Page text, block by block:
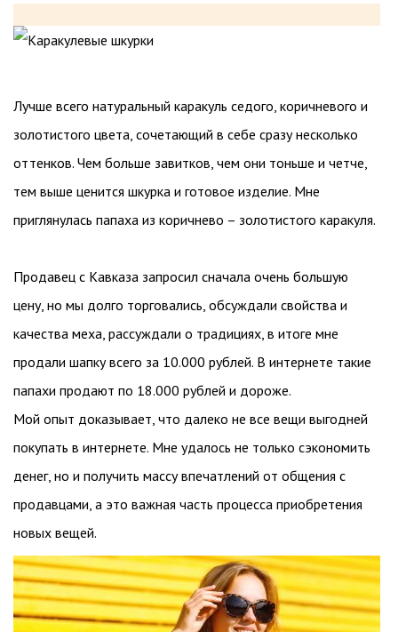
Лучше всего натуральный каракуль седого, коричневого и
золотистого цвета, сочетающий в себе сразу несколько
оттенков. Чем больше завитков, чем они тоньше и четче,
тем выше ценится шкурка и готовое изделие. Мне
приглянулась папаха из коричнево – золотистого каракуля.
Продавец с Кавказа запросил сначала очень большую
цену, но мы долго торговались, обсуждали свойства и
качества меха, рассуждали о традициях, в итоге мне
продали шапку всего за 10.000 рублей. В интернете такие
папахи продают по 18.000 рублей и дороже.
Мой опыт доказывает, что далеко не все вещи выгодней
покупать в интернете. Мне удалось не только сэкономить
денег, но и получить массу впечатлений от общения с
продавцами, а это важная часть процесса приобретения
новых вещей.